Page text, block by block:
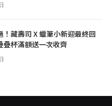
！藏壽司 X 蠟筆小新迎最終回
疊杯滿額送一次收齊